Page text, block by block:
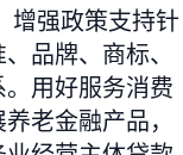
增强政策支持针
品牌、商标、
用好服务消费
老金融产品，